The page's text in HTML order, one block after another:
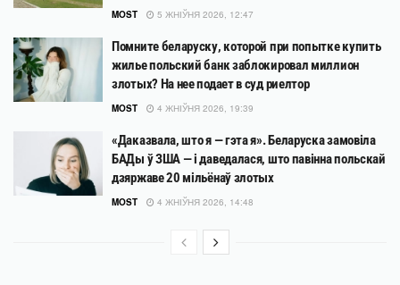
MOST 5 ЖНІЎНЯ 2026, 12:47
Помните беларуску, которой при попытке купить
жилье польский банк заблокировал миллион
злотых? На нее подает в суд риелтор
MOST 4 ЖНІЎНЯ 2026, 19:39
«Даказвала, што я — гэта я». Беларуска замовіла
БАДы ў ЗША — і даведалася, што павінна польскай
дзяржаве 20 мільёнаў злотых
MOST 4 ЖНІЎНЯ 2026, 14:48